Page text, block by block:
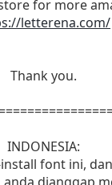
for more
letterena.com/
Thank you.
INDONESIA:
font ini,